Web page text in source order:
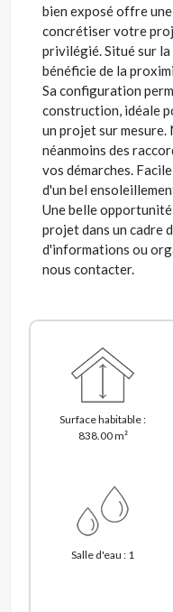
bien exposé offre
concrétiser votre
privilégié. Situé sur la
bénéficie de la
Sa configuration
construction, idéale
un projet sur
néanmoins des
vos démarches.
d'un bel
Une belle
projet dans un cadre
d'informations ou
nous contacter.
Surface habitable :
838.00 m²
Salle d'eau : 1